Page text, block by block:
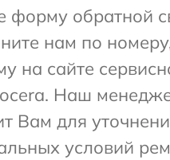
форму обратной
нам по
на сайте
Наш
Вам для
условий